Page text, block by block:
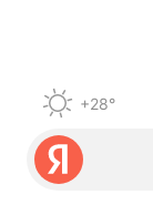
+28°